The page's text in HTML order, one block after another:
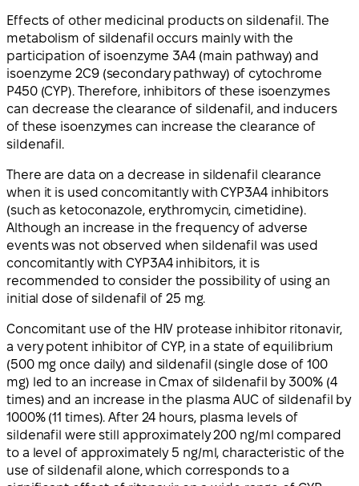
Effects of other medicinal products on sildenafil. The
metabolism of sildenafil occurs mainly with the
participation of isoenzyme 3A4 (main pathway) and
isoenzyme 2C9 (secondary pathway) of cytochrome
P450 (CYP). Therefore, inhibitors of these isoenzymes
can decrease the clearance of sildenafil, and inducers
of these isoenzymes can increase the clearance of
sildenafil.
There are data on a decrease in sildenafil clearance
when it is used concomitantly with CYP3A4 inhibitors
(such as ketoconazole, erythromycin, cimetidine).
Although an increase in the frequency of adverse
events was not observed when sildenafil was used
concomitantly with CYP3A4 inhibitors, it is
recommended to consider the possibility of using an
initial dose of sildenafil of 25 mg.
Concomitant use of the HIV protease inhibitor ritonavir,
a very potent inhibitor of CYP, in a state of equilibrium
(500 mg once daily) and sildenafil (single dose of 100
mg) led to an increase in Cmax of sildenafil by 300% (4
times) and an increase in the plasma AUC of sildenafil by
1000% (11 times). After 24 hours, plasma levels of
sildenafil were still approximately 200 ng/ml compared
to a level of approximately 5 ng/ml, characteristic of the
use of sildenafil alone, which corresponds to a